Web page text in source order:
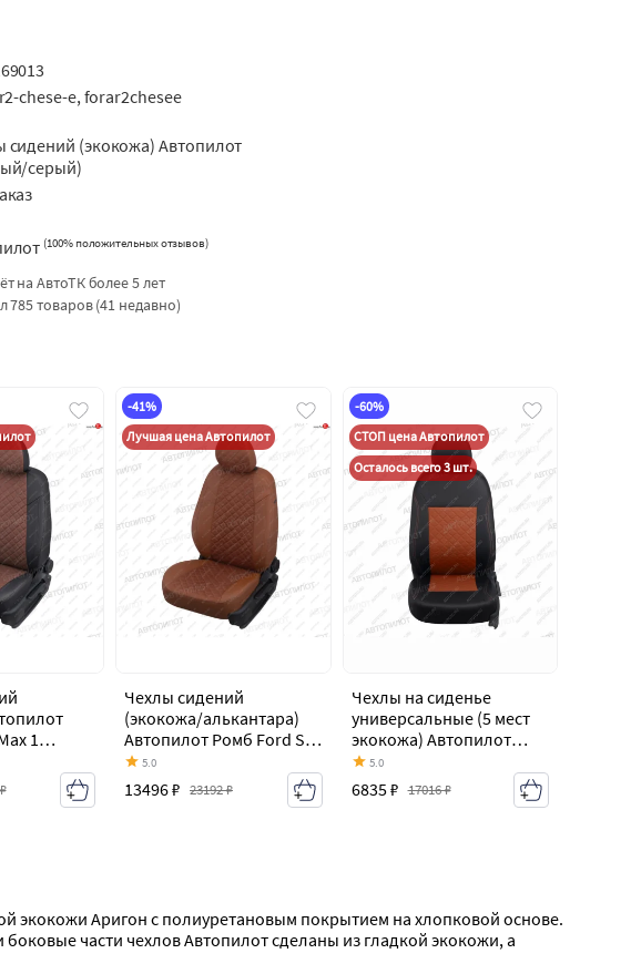
chese-e, forar2chesee
сидений (экокожа) Автопилот
серый)
(100% положительных отзывов)
на АвтоТК более 5 лет
785 товаров (41 недавно)
1
-41%
Лучшая цена Автопилот
Чехлы сидений
(экокожа/алькантара)
Автопилот Ромб Ford S-
Max 1 дорестайлинг
(2006-2010)
5.0
13496 ₽ 23192 ₽
-60%
СТОП цена Автопилот
Осталось всего 3 шт.
Чехлы на сиденье
универсальные (5 мест
экокожа) Автопилот
Ford S-Max 1
дорестайлинг (2006-
2010)
5.0
6835 ₽ 17016 ₽
части чехлов Автопилот сделаны из гладкой экокожи, а